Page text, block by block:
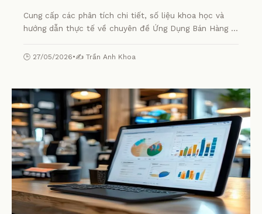
Cung cấp các phân tích chi tiết, số liệu khoa học và
hướng dẫn thực tế về chuyên đề Ứng Dụng Bán Hàng Di
🕒 27/05/2026•✍️ Trần Anh Khoa